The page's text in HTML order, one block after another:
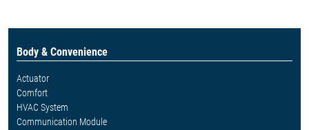
Body & Convenience
Actuator
Comfort
HVAC System
Communication Module